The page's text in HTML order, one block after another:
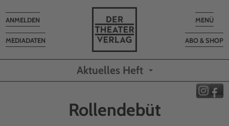
Toggle
MENÜ
ABO & SHOP
MEDIADATEN
Toggle
navigation
ANMELDEN
Aktuelles Heft
Rollendebüt